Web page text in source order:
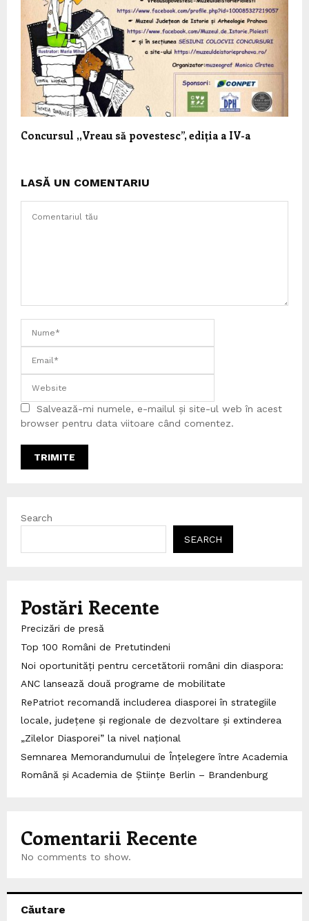
Concursul ,,Vreau să povestesc”, ediția a IV-a
LASĂ UN COMENTARIU
Salvează-mi numele, e-mailul și site-ul web în acest
browser pentru data viitoare când comentez.
Search
SEARCH
Postări Recente
Precizări de presă
Top 100 Români de Pretutindeni
Noi oportunități pentru cercetătorii români din diaspora:
ANC lansează două programe de mobilitate
RePatriot recomandă includerea diasporei în strategiile
locale, județene și regionale de dezvoltare și extinderea
„Zilelor Diasporei” la nivel național
Semnarea Memorandumului de Înțelegere între Academia
Română și Academia de Științe Berlin – Brandenburg
Comentarii Recente
No comments to show.
Căutare